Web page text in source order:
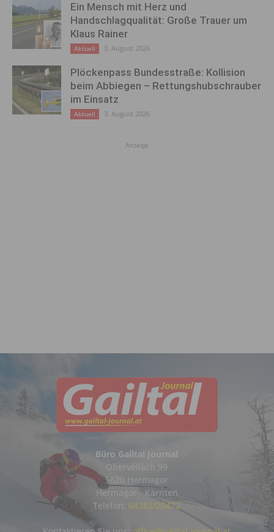
Ein Mensch mit Herz und
Handschlagqualität: Große Trauer um
Klaus Rainer
Aktuell 3. August 2026
Plöckenpass Bundesstraße: Kollision
beim Abbiegen – Rettungshubschrauber
im Einsatz
Aktuell 3. August 2026
Anzeige
Büro Gailtal Journal
Obervellach 99
9620 Hermagor
Hermagor - Kärnten
Telefon: 04282/20472